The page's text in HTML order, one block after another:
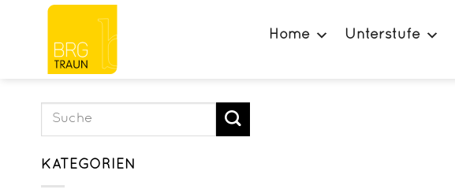
springen
Home Unterstufe
KATEGORIEN